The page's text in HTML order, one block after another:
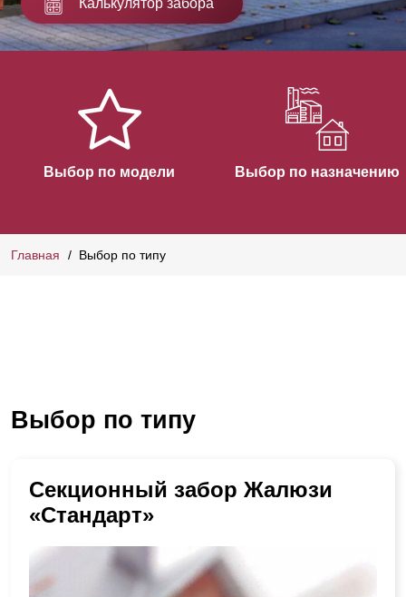
Калькулятор забора
Выбор по модели Выбор по назначению
Главная Выбор по типу
Выбор по типу
Секционный забор Жалюзи
«Стандарт»